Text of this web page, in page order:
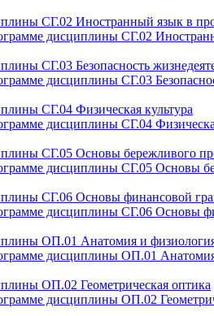
СГ.02 Иностранный язык в
дисциплины СГ.02
СГ.03 Безопасность
дисциплины СГ.03
СГ.04 Физическая культура
дисциплины СГ.04
СГ.05 Основы бережливого
дисциплины СГ.05 Основы
СГ.06 Основы финансовой
дисциплины СГ.06 Основы
ОП.01 Анатомия и
дисциплины ОП.01
ОП.02 Геометрическая оптика
дисциплины ОП.02